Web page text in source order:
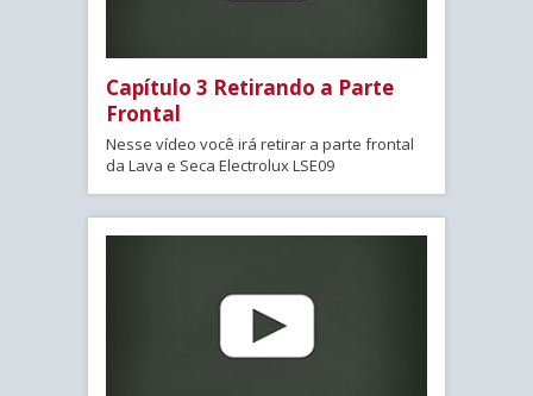
Capítulo 3 Retirando a Parte
Frontal
Nesse vídeo você irá retirar a parte frontal
da Lava e Seca Electrolux LSE09